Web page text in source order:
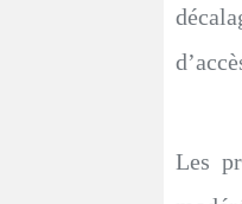
Les